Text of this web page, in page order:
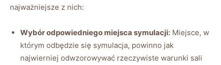
najważniejsze z nich:
Wybór odpowiedniego miejsca symulacji: Miejsce, w
którym odbędzie się symulacja, powinno jak
najwierniej odwzorowywać rzeczywiste warunki sali